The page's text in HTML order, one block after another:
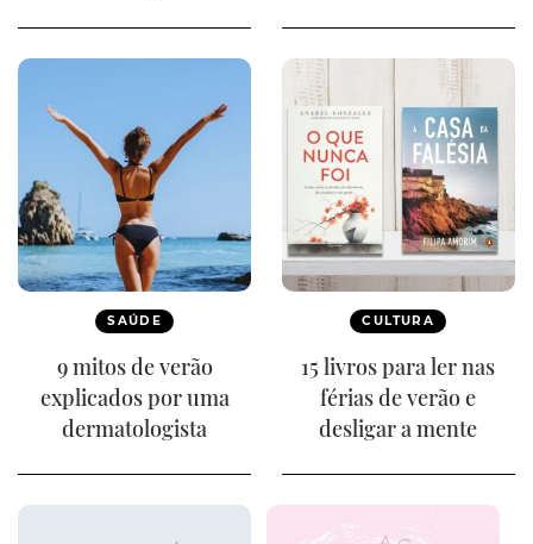
SAÚDE
9 mitos de verão
explicados por uma
dermatologista
CULTURA
15 livros para ler nas
férias de verão e
desligar a mente